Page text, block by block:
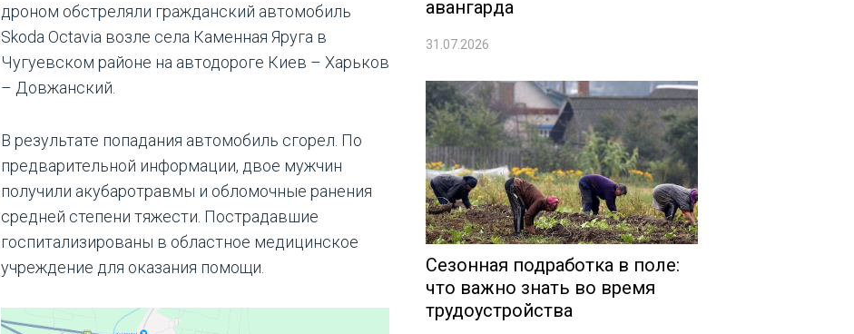
дроном обстреляли гражданский автомобиль
Skoda Octavia возле села Каменная Яруга в
Чугуевском районе на автодороге Киев – Харьков
– Довжанский.
В результате попадания автомобиль сгорел. По
предварительной информации, двое мужчин
получили акубаротравмы и обломочные ранения
средней степени тяжести. Пострадавшие
госпитализированы в областное медицинское
учреждение для оказания помощи.
авангарда
31.07.2026
Сезонная подработка в поле:
что важно знать во время
трудоустройства